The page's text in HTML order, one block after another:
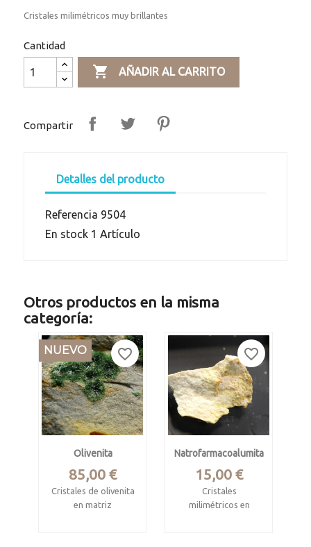
Cristales milimétricos muy brillantes
Cantidad
 AÑADIR AL CARRITO
Compartir
Detalles del producto
Referencia 9504
En stock 1 Artículo
Otros productos en la misma
categoría:
Olivenita
Precio
85,00 €
Cristales de olivenita
en matriz
NUEVO favorite_border
Natrofarmacoalumita
Precio
15,00 €
Cristales
milimétricos en
favorite_border